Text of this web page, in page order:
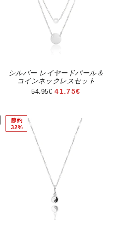
シルバー レイヤードパール＆
コインネックレスセット
54.95€ セール価格
41.75€
節約
32%